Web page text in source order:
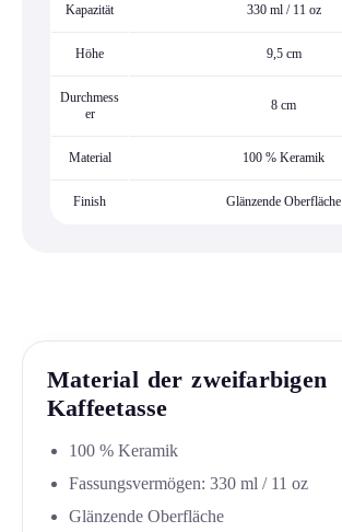
Kapazität 330 ml / 11 oz
Höhe 9,5 cm
Durchmess
er
8 cm
Material 100 % Keramik
Finish Glänzende Oberfläche
Material der zweifarbigen
Kaffeetasse
100 % Keramik
Fassungsvermögen: 330 ml / 11 oz
Glänzende Oberfläche